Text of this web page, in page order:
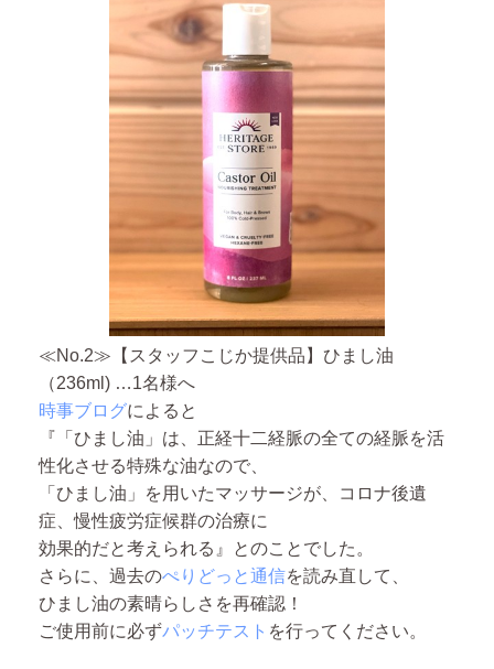
≪No.2≫【スタッフこじか提供品】ひまし油
（236ml) …1名様へ
時事ブログによると
『「ひまし油」は、正経十二経脈の全ての経脈を活
性化させる特殊な油なので、
「ひまし油」を用いたマッサージが、コロナ後遺
症、慢性疲労症候群の治療に
効果的だと考えられる』とのことでした。
さらに、過去のぺりどっと通信を読み直して、
ひまし油の素晴らしさを再確認！
ご使用前に必ずパッチテスト を行ってください。